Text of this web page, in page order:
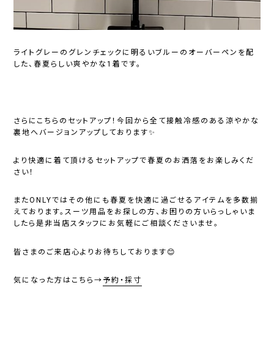
ライトグレーのグレンチェックに明るいブルーのオーバーペンを配
した、春夏らしい爽やかな1着です。
さらにこちらのセットアップ！今回から全て接触冷感のある涼やかな
裏地へバージョンアップしております✨
より快適に着て頂けるセットアップで春夏のお洒落をお楽しみくだ
さい！
またONLYではその他にも春夏を快適に過ごせるアイテムを多数揃
えております。スーツ用品をお探しの方、お困りの方いらっしゃいま
したら是非当店スタッフにお気軽にご相談くださいませ。
皆さまのご来店心よりお待ちしております😊
気になった方はこちら→ 予約・採寸